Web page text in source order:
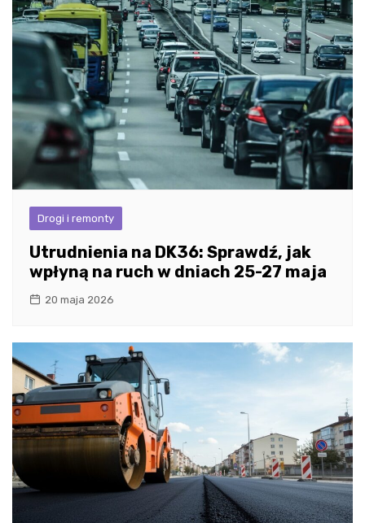
Drogi i remonty
Utrudnienia na DK36: Sprawdź, jak
wpłyną na ruch w dniach 25-27 maja
20 maja 2026